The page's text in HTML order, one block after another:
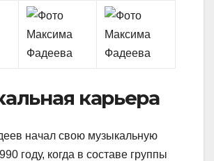
карьера
начал свою музыкальную
году, когда в составе группы